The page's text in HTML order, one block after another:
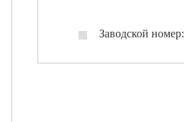
Заводской номер: